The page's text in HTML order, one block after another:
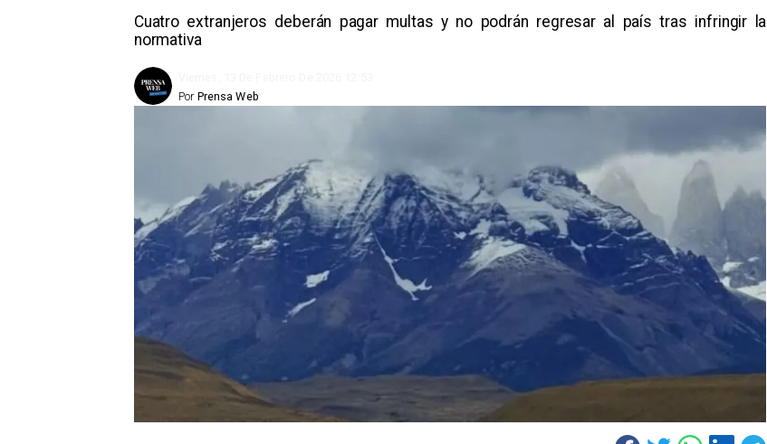
Cuatro extranjeros deberán pagar multas y no podrán regresar al país tras infringir la
normativa
Prensa Web
Por